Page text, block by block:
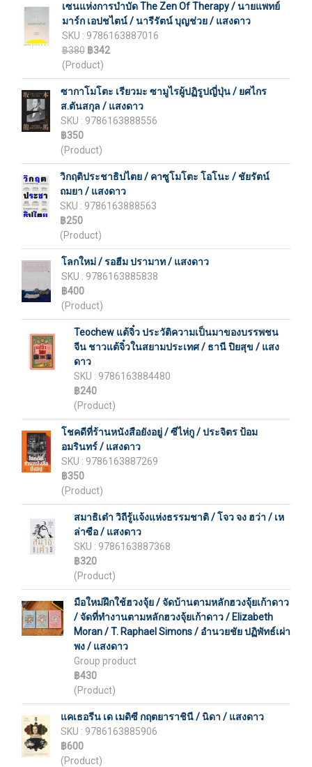
เซนแห่งการบำบัด The Zen Of Therapy / นายแพทย์
มาร์ก เอปชไตน์ / นารีรัตน์ บุญช่วย / แสงดาว
SKU : 9786163887016
฿380 ฿342
(Product)
ซากาโมโตะ เรียวมะ ซามูไรผู้ปฏิรูปญี่ปุ่น / ยศไกร
ส.ตันสกุล / แสงดาว
SKU : 9786163888556
฿350
(Product)
วิกฤติประชาธิปไตย / คาซูโมโตะ โอโนะ / ชัยรัตน์
ถมยา / แสงดาว
SKU : 9786163888563
฿250
(Product)
โลกใหม่ / รอฮีม ปรามาท / แสงดาว
SKU : 9786163885838
฿400
(Product)
Teochew แต้จิ๋ว ประวัติความเป็นมาของบรรพชน
จีน ชาวแต้จิ๋วในสยามประเทศ / ธานี ปิยสุข / แสง
ดาว
SKU : 9786163884480
฿240
(Product)
โชคดีที่ร้านหนังสือยังอยู่ / ซีไห่กู / ประจิตร ป้อม
อมรินทร์ / แสงดาว
SKU : 9786163887269
฿350
(Product)
สมาธิเต๋า วิถีรู้แจ้งแห่งธรรมชาติ / โจว จง ฮว่า / เห
ล่าซือ / แสงดาว
SKU : 9786163887368
฿320
(Product)
มือใหม่ฝึกใช้ฮวงจุ้ย / จัดบ้านตามหลักฮวงจุ้ยเก้าดาว
/ จัดที่ทำงานตามหลักฮวงจุ้ยเก้าดาว / Elizabeth
Moran / T. Raphael Simons / อำนวยชัย ปฏิพัทธ์เผ่า
พง / แสงดาว
Group product
฿430
(Product)
แคเธอรีน เด เมดิซี กฤตยาราชินี / นิดา / แสงดาว
SKU : 9786163885906
฿600
(Product)